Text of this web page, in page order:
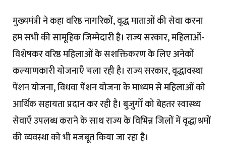
मुख्यमंत्री ने कहा वरिष्ठ नागरिकों, वृद्ध माताओं की सेवा करना
हम सभी की सामूहिक जिम्मेदारी है। राज्य सरकार, महिलाओं-
विशेषकर वरिष्ठ महिलाओं के सशक्तिकरण के लिए अनेकों
कल्याणकारी योजनाएँ चला रही है। राज्य सरकार, वृद्धावस्था
पेंशन योजना, विधवा पेंशन योजना के माध्यम से महिलाओं को
आर्थिक सहायता प्रदान कर रही है। बुजुर्गों को बेहतर स्वास्थ्य
सेवाएँ उपलब्ध कराने के साथ राज्य के विभिन्न जिलों में वृद्धाश्रमों
की व्यवस्था को भी मजबूत किया जा रहा है।